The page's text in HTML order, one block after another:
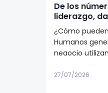
De los
liderazgo,
Jaramillo
¿Cómo
Humanos
negocio
visión de Juan
27/07/2026